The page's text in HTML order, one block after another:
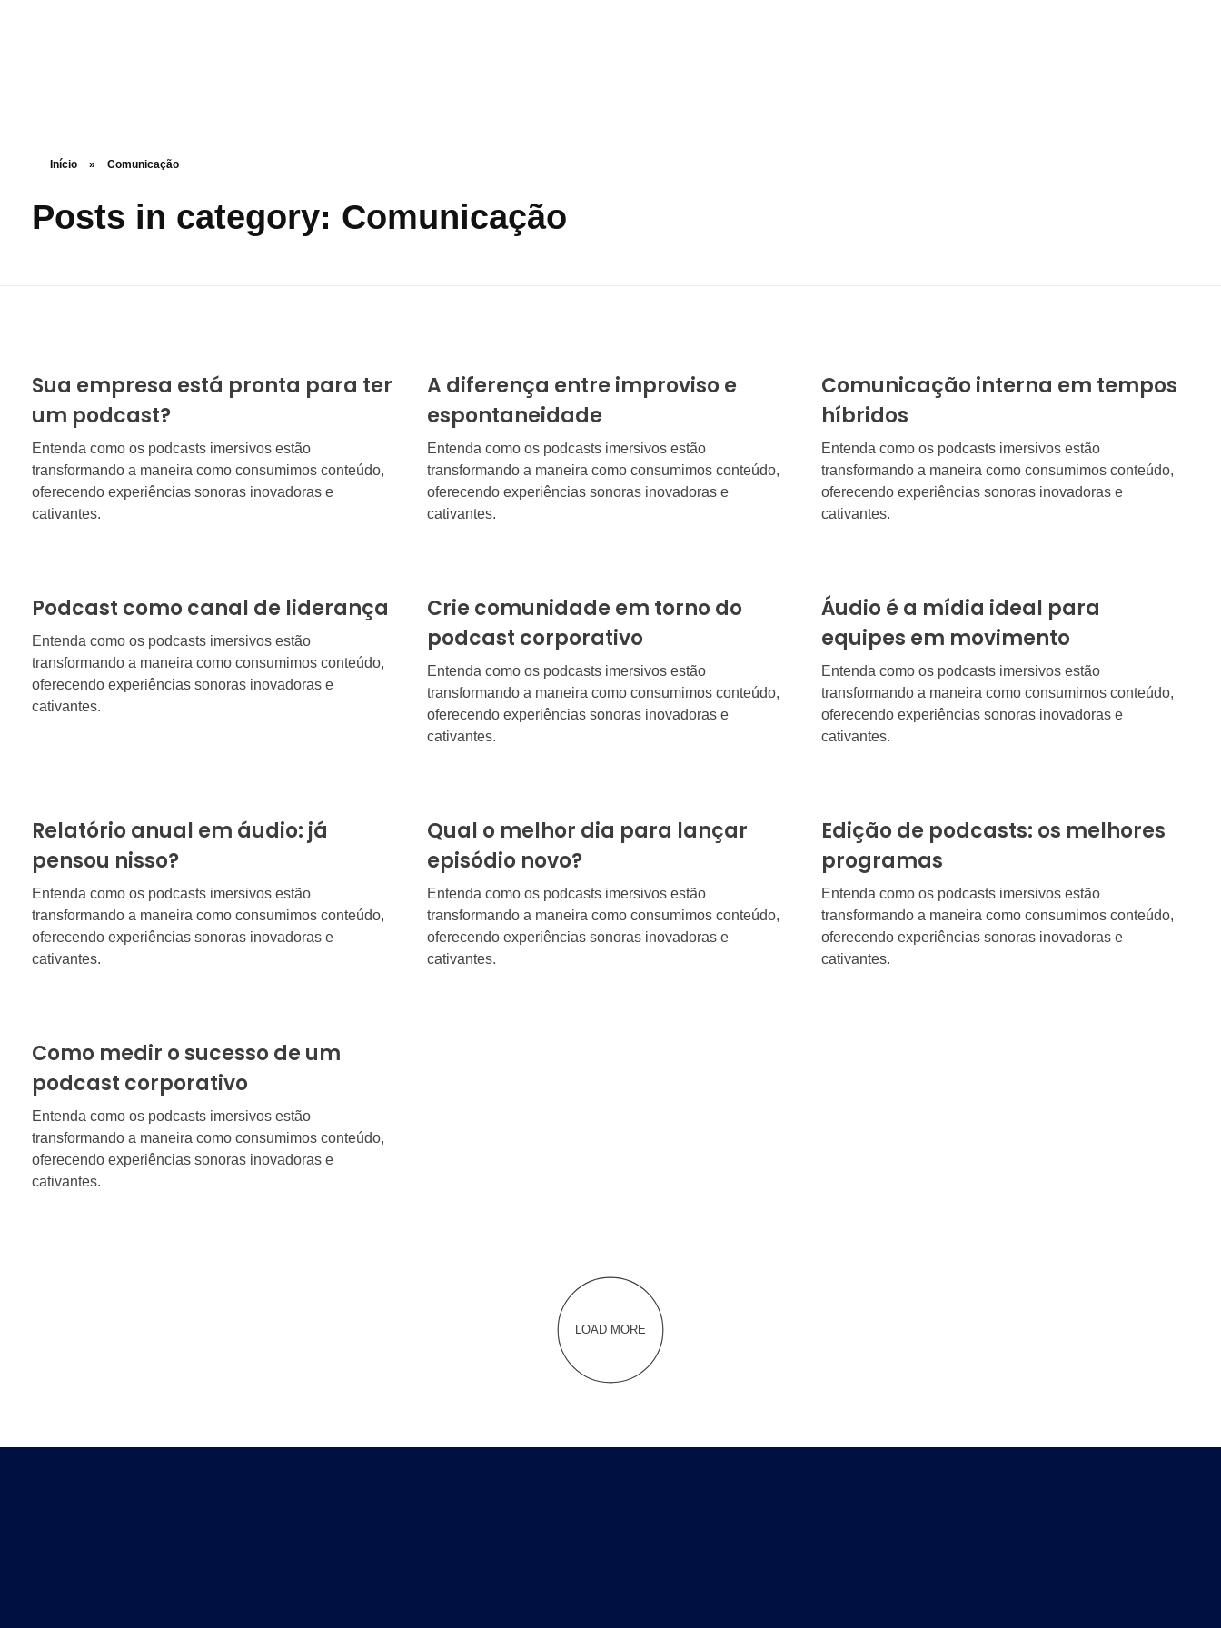
Início » Comunicação
Posts in category: Comunicação
Sua empresa está pronta para ter
um podcast?
Entenda como os podcasts imersivos estão
transformando a maneira como consumimos conteúdo,
oferecendo experiências sonoras inovadoras e
cativantes.
A diferença entre improviso e
espontaneidade
Entenda como os podcasts imersivos estão
transformando a maneira como consumimos conteúdo,
oferecendo experiências sonoras inovadoras e
cativantes.
Comunicação interna em tempos
híbridos
Entenda como os podcasts imersivos estão
transformando a maneira como consumimos conteúdo,
oferecendo experiências sonoras inovadoras e
cativantes.
Podcast como canal de liderança
Entenda como os podcasts imersivos estão
transformando a maneira como consumimos conteúdo,
oferecendo experiências sonoras inovadoras e
cativantes.
Crie comunidade em torno do
podcast corporativo
Entenda como os podcasts imersivos estão
transformando a maneira como consumimos conteúdo,
oferecendo experiências sonoras inovadoras e
cativantes.
Áudio é a mídia ideal para
equipes em movimento
Entenda como os podcasts imersivos estão
transformando a maneira como consumimos conteúdo,
oferecendo experiências sonoras inovadoras e
cativantes.
Relatório anual em áudio: já
pensou nisso?
Entenda como os podcasts imersivos estão
transformando a maneira como consumimos conteúdo,
oferecendo experiências sonoras inovadoras e
cativantes.
Qual o melhor dia para lançar
episódio novo?
Entenda como os podcasts imersivos estão
transformando a maneira como consumimos conteúdo,
oferecendo experiências sonoras inovadoras e
cativantes.
Edição de podcasts: os melhores
programas
Entenda como os podcasts imersivos estão
transformando a maneira como consumimos conteúdo,
oferecendo experiências sonoras inovadoras e
cativantes.
Como medir o sucesso de um
podcast corporativo
Entenda como os podcasts imersivos estão
transformando a maneira como consumimos conteúdo,
oferecendo experiências sonoras inovadoras e
cativantes.
LOAD MORE